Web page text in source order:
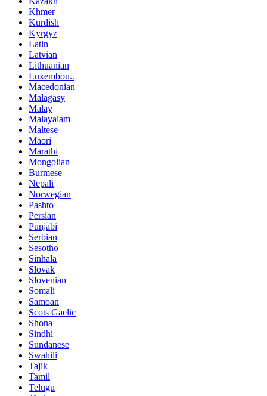
Khmer
Kurdish
Kyrgyz
Latin
Latvian
Lithuanian
Luxembou..
Macedonian
Malagasy
Malay
Malayalam
Maltese
Maori
Marathi
Mongolian
Burmese
Nepali
Norwegian
Pashto
Persian
Punjabi
Serbian
Sesotho
Sinhala
Slovak
Slovenian
Somali
Samoan
Scots Gaelic
Shona
Sindhi
Sundanese
Swahili
Tajik
Tamil
Telugu